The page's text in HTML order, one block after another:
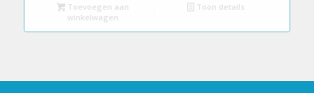
Toevoegen aan
winkelwagen
Toon details